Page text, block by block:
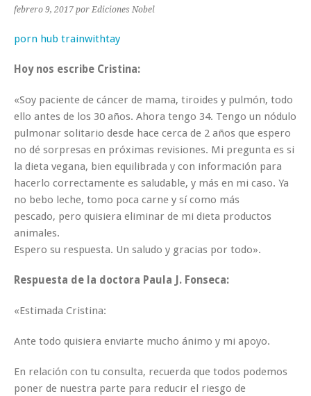
febrero 9, 2017 por Ediciones Nobel
porn hub trainwithtay
Hoy nos escribe Cristina:
«Soy paciente de cáncer de mama, tiroides y pulmón, todo
ello antes de los 30 años. Ahora tengo 34. Tengo un nódulo
pulmonar solitario desde hace cerca de 2 años que espero
no dé sorpresas en próximas revisiones. Mi pregunta es si
la dieta vegana, bien equilibrada y con información para
hacerlo correctamente es saludable, y más en mi caso. Ya
no bebo leche, tomo poca carne y sí como más
pescado, pero quisiera eliminar de mi dieta productos
animales.
Espero su respuesta. Un saludo y gracias por todo».
Respuesta de la doctora Paula J. Fonseca:
«Estimada Cristina:
Ante todo quisiera enviarte mucho ánimo y mi apoyo.
En relación con tu consulta, recuerda que todos podemos
poner de nuestra parte para reducir el riesgo de